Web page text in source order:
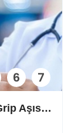
Sağlık Bakanlığı’ndan Grip Aşısı Açıklaması
6 7